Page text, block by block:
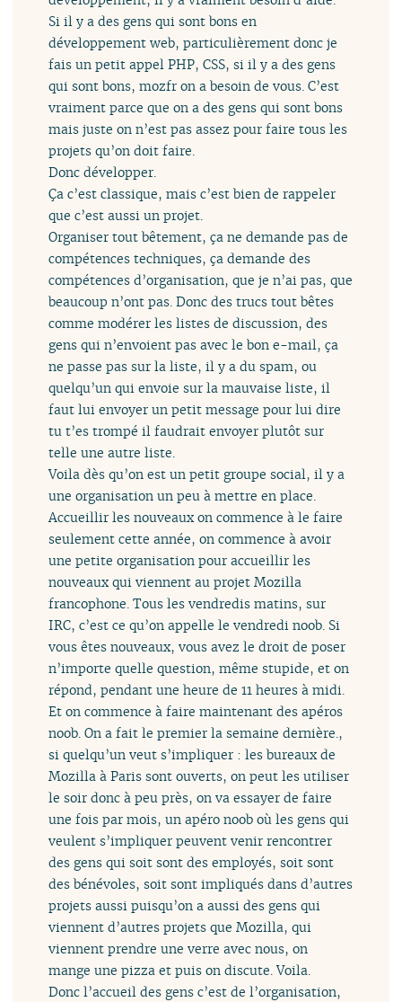
Si il y a des gens qui sont bons en
développement web, particulièrement donc je
fais un petit appel PHP, CSS, si il y a des gens
qui sont bons, mozfr on a besoin de vous. C’est
vraiment parce que on a des gens qui sont bons
mais juste on n’est pas assez pour faire tous les
projets qu’on doit faire.
Donc développer.
Ça c’est classique, mais c’est bien de rappeler
que c’est aussi un projet.
Organiser tout bêtement, ça ne demande pas de
compétences techniques, ça demande des
compétences d’organisation, que je n’ai pas, que
beaucoup n’ont pas. Donc des trucs tout bêtes
comme modérer les listes de discussion, des
gens qui n’envoient pas avec le bon e-mail, ça
ne passe pas sur la liste, il y a du spam, ou
quelqu’un qui envoie sur la mauvaise liste, il
faut lui envoyer un petit message pour lui dire
tu t’es trompé il faudrait envoyer plutôt sur
telle une autre liste.
Voila dès qu’on est un petit groupe social, il y a
une organisation un peu à mettre en place.
Accueillir les nouveaux on commence à le faire
seulement cette année, on commence à avoir
une petite organisation pour accueillir les
nouveaux qui viennent au projet Mozilla
francophone. Tous les vendredis matins, sur
IRC, c’est ce qu’on appelle le vendredi noob. Si
vous êtes nouveaux, vous avez le droit de poser
n’importe quelle question, même stupide, et on
répond, pendant une heure de 11 heures à midi.
Et on commence à faire maintenant des apéros
noob. On a fait le premier la semaine dernière.,
si quelqu’un veut s’impliquer : les bureaux de
Mozilla à Paris sont ouverts, on peut les utiliser
le soir donc à peu près, on va essayer de faire
une fois par mois, un apéro noob où les gens qui
veulent s’impliquer peuvent venir rencontrer
des gens qui soit sont des employés, soit sont
des bénévoles, soit sont impliqués dans d’autres
projets aussi puisqu’on a aussi des gens qui
viennent d’autres projets que Mozilla, qui
viennent prendre une verre avec nous, on
mange une pizza et puis on discute. Voila.
Donc l’accueil des gens c’est de l’organisation,